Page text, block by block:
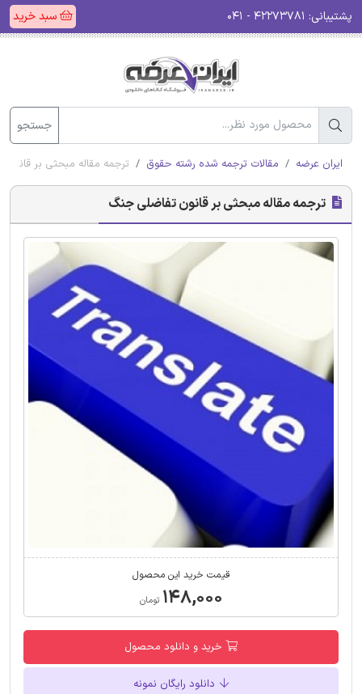
پشتیبانی: سبد خرید
جستجو
ایران عرضه مقالات ترجمه شده رشته حقوق ترجمه مقاله مبحثی بر
ترجمه مقاله مبحثی بر قانون تفاضلی جنگ
قیمت خرید این محصول
۱۴۸,۰۰۰ تومان
خرید و دانلود محصول
دانلود رایگان نمونه